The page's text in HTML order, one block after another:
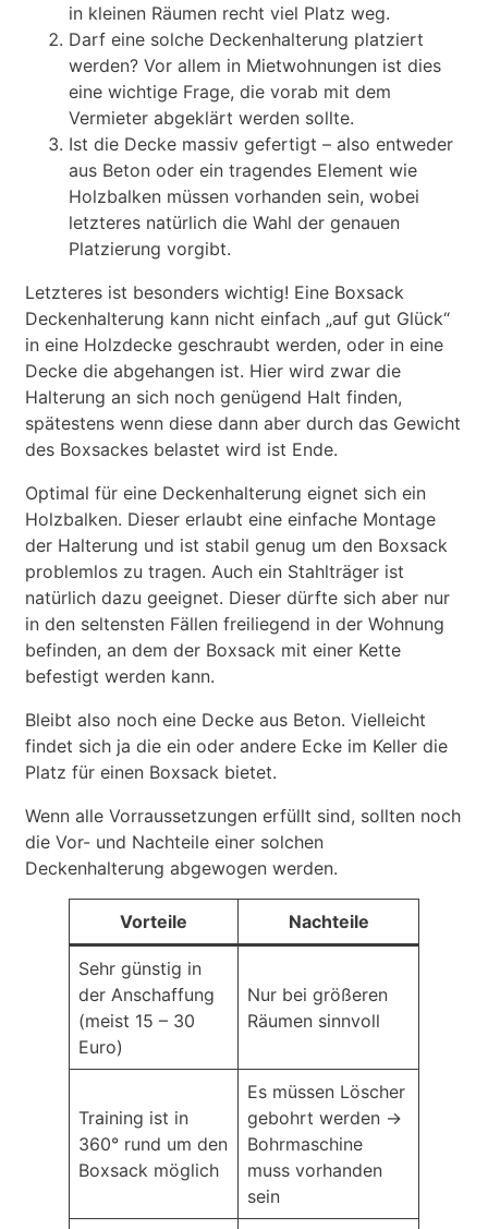
in kleinen Räumen recht viel Platz weg.
Darf eine solche Deckenhalterung platziert
werden? Vor allem in Mietwohnungen ist dies
eine wichtige Frage, die vorab mit dem
Vermieter abgeklärt werden sollte.
Ist die Decke massiv gefertigt – also entweder
aus Beton oder ein tragendes Element wie
Holzbalken müssen vorhanden sein, wobei
letzteres natürlich die Wahl der genauen
Platzierung vorgibt.
Letzteres ist besonders wichtig! Eine Boxsack
Deckenhalterung kann nicht einfach „auf gut Glück“
in eine Holzdecke geschraubt werden, oder in eine
Decke die abgehangen ist. Hier wird zwar die
Halterung an sich noch genügend Halt finden,
spätestens wenn diese dann aber durch das Gewicht
des Boxsackes belastet wird ist Ende.
Optimal für eine Deckenhalterung eignet sich ein
Holzbalken. Dieser erlaubt eine einfache Montage
der Halterung und ist stabil genug um den Boxsack
problemlos zu tragen. Auch ein Stahlträger ist
natürlich dazu geeignet. Dieser dürfte sich aber nur
in den seltensten Fällen freiliegend in der Wohnung
befinden, an dem der Boxsack mit einer Kette
befestigt werden kann.
Bleibt also noch eine Decke aus Beton. Vielleicht
findet sich ja die ein oder andere Ecke im Keller die
Platz für einen Boxsack bietet.
Wenn alle Vorraussetzungen erfüllt sind, sollten noch
die Vor- und Nachteile einer solchen
Deckenhalterung abgewogen werden.
Vorteile Nachteile
Sehr günstig in
der Anschaffung
(meist 15 – 30
Euro)
Nur bei größeren
Räumen sinnvoll
Training ist in
360° rund um den
Boxsack möglich
Es müssen Löscher
gebohrt werden ->
Bohrmaschine
muss vorhanden
sein